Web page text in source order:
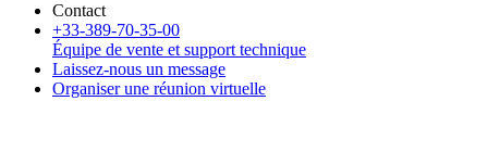
Contact
+33-389-70-35-00
Équipe de vente et support technique
Laissez-nous un message
Organiser une réunion virtuelle